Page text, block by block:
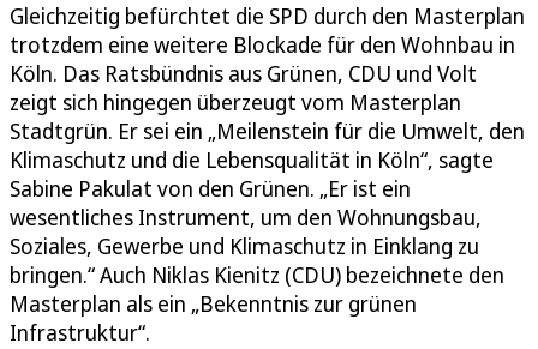
Gleichzeitig befürchtet die SPD durch den Masterplan
trotzdem eine weitere Blockade für den Wohnbau in
Köln. Das Ratsbündnis aus Grünen, CDU und Volt
zeigt sich hingegen überzeugt vom Masterplan
Stadtgrün. Er sei ein „Meilenstein für die Umwelt, den
Klimaschutz und die Lebensqualität in Köln“, sagte
Sabine Pakulat von den Grünen. „Er ist ein
wesentliches Instrument, um den Wohnungsbau,
Soziales, Gewerbe und Klimaschutz in Einklang zu
bringen.“ Auch Niklas Kienitz (CDU) bezeichnete den
Masterplan als ein „Bekenntnis zur grünen
Infrastruktur“.